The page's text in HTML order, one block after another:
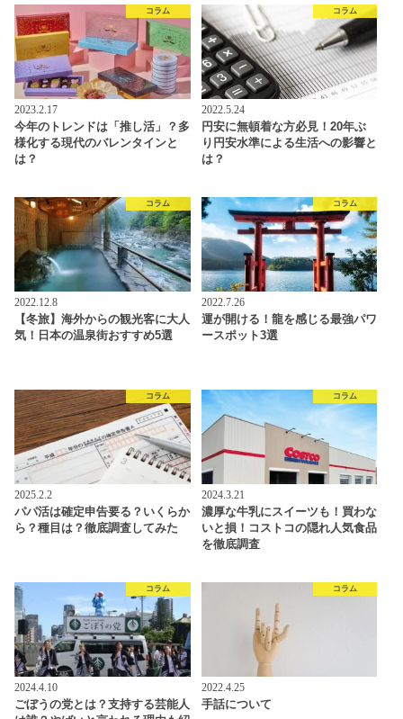
コラム
2023.2.17
今年のトレンドは「推し活」？多
様化する現代のバレンタインと
は？
コラム
2022.5.24
円安に無頓着な方必見！20年ぶ
り円安水準による生活への影響と
は？
コラム
2022.12.8
【冬旅】海外からの観光客に大人
気！日本の温泉街おすすめ5選
コラム
2022.7.26
運が開ける！龍を感じる最強パワ
ースポット3選
コラム
2025.2.2
パパ活は確定申告要る？いくらか
ら？種目は？徹底調査してみた
コラム
2024.3.21
濃厚な牛乳にスイーツも！買わな
いと損！コストコの隠れ人気食品
を徹底調査
コラム
2024.4.10
ごぼうの党とは？支持する芸能人
コラム
2022.4.25
手話について